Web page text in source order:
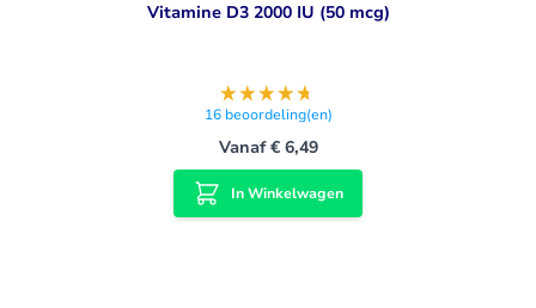
Vitamine D3 2000 IU (50 mcg)
16 beoordeling(en)
Vanaf€ 6,49
In Winkelwagen